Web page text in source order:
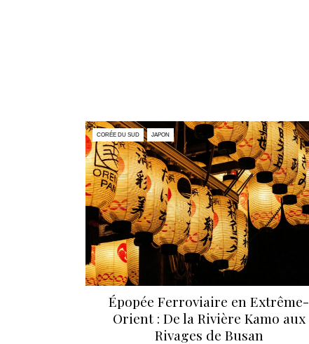
CORÉE DU SUD JAPON
Épopée Ferroviaire en Extrême-
Orient : De la Rivière Kamo aux
Rivages de Busan